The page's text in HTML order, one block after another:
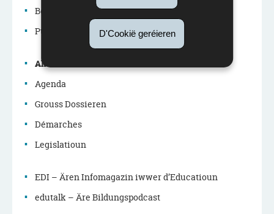
D'Cookië geréieren
Menu
de
navigation
principale
Beruffer am Bildungssystem
Publikatiounen
Aktualitéiten
Agenda
Grouss Dossieren
Démarches
Legislatioun
EDI – Ären Infomagazin iwwer d’Educatioun
edutalk – Äre Bildungspodcast